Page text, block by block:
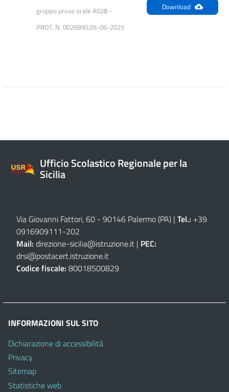
gruppo prova orale A028 -
PROT. N. 0026890.05-06-2025
Download
Ufficio Scolastico Regionale per la
Sicilia
Via Giovanni Fattori, 60 - 90146 Palermo (PA) | Tel.: +39
0916909111-202
Mail: direzione-sicilia@istruzione.it | PEC:
drsi@postacert.istruzione.it
Codice fiscale: 80018500829
INFORMAZIONI SUL SITO
Dichiarazione di accessibilità
Privacy
Sitemap
Statistiche web